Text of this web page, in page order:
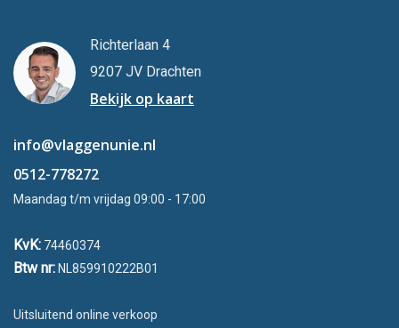
Richterlaan 4
9207 JV Drachten
Bekijk op kaart
info@vlaggenunie.nl
0512-778272
Maandag t/m vrijdag 09:00 - 17:00
KvK: 74460374
Btw nr: NL859910222B01
Uitsluitend online verkoop